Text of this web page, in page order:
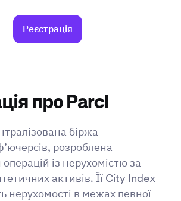
Реєстрація
про Parcl
біржа
розроблена
із нерухомістю за
активів. Її City Index
нерухомості в межах певної